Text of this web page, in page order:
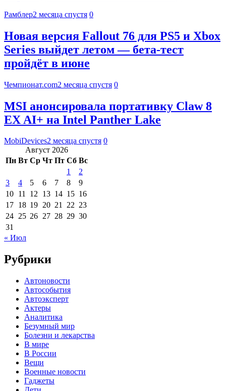
Рамблер2 месяца спустя 0
Новая версия Fallout 76 для PS5 и Xbox
Series выйдет летом — бета-тест
пройдёт в июне
Чемпионат.com2 месяца спустя 0
MSI анонсировала портативку Claw 8
EX AI+ на Intel Panther Lake
MobiDevices2 месяца спустя 0
Август 2026
Пн Вт Ср Чт Пт Сб Вс
1
2
3
4 5 6 7 8
9
10 11 12 13 14 15 16
17 18 19 20 21 22 23
24 25 26 27 28 29 30
31
« Июл
Рубрики
Автоновости
Автособытия
Автоэксперт
Актеры
Аналитика
Безумный мир
Болезни и лекарства
В мире
В России
Вещи
Военные новости
Гаджеты